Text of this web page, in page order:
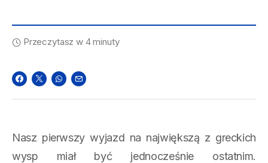
Przeczytasz w 4 minuty
Nasz pierwszy wyjazd na największą z greckich
wysp miał być jednocześnie ostatnim.